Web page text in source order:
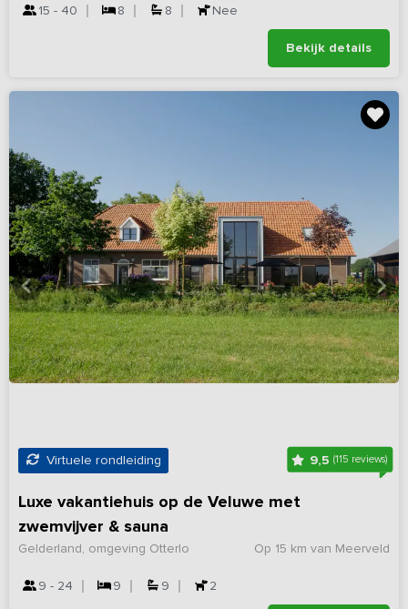
15 - 40 8 8 Nee
Bekijk details
Virtuele rondleiding 9,5 (115 reviews)
Luxe vakantiehuis op de Veluwe met
zwemvijver & sauna
Op 15 km van Meerveld
Gelderland, omgeving Otterlo
9 - 24 9 9 2